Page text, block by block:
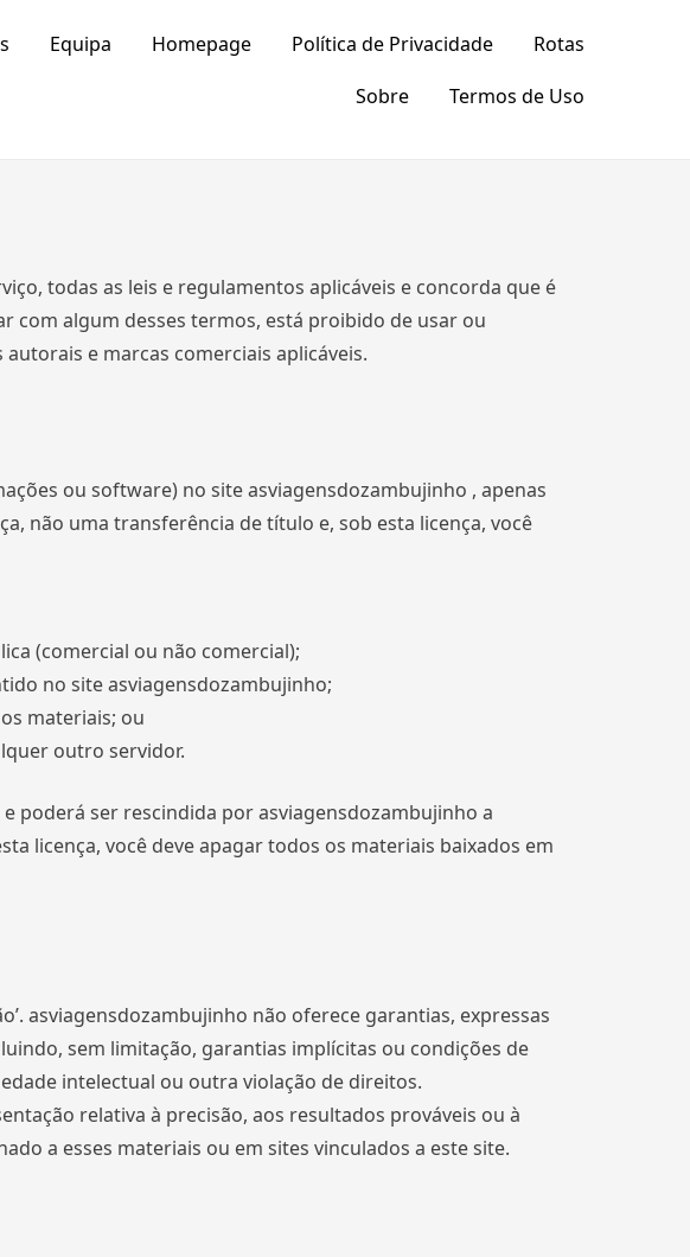
Equipa Homepage Política de Privacidade
Rotas
Sobre
Termos de Uso
todas as leis e regulamentos aplicáveis ​​e concorda que é
com algum desses termos, está proibido de usar ou
e marcas comerciais aplicáveis.
ou software) no site asviagensdozambujinho , apenas
não uma transferência de título e, sob esta licença, você
(comercial ou não comercial);
no site asviagensdozambujinho;
materiais; ou
outro servidor.
poderá ser rescindida por asviagensdozambujinho a
licença, você deve apagar todos os materiais baixados em
asviagensdozambujinho não oferece garantias, expressas
sem limitação, garantias implícitas ou condições de
intelectual ou outra violação de direitos.
relativa à precisão, aos resultados prováveis ​​ou à
a esses materiais ou em sites vinculados a este site.